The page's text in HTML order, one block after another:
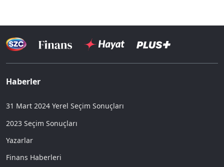
Haberler
31 Mart 2024 Yerel Seçim Sonuçları
2023 Seçim Sonuçları
Yazarlar
Finans Haberleri